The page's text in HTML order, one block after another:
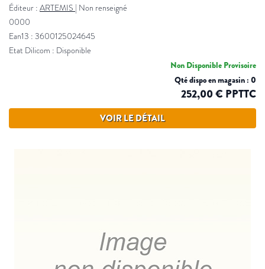
Éditeur : ARTEMIS | Non renseigné
0000
Ean13 : 3600125024645
Etat Dilicom : Disponible
Non Disponible Provisoire
Qté dispo en magasin : 0
252,00 € PPTTC
VOIR LE DÉTAIL